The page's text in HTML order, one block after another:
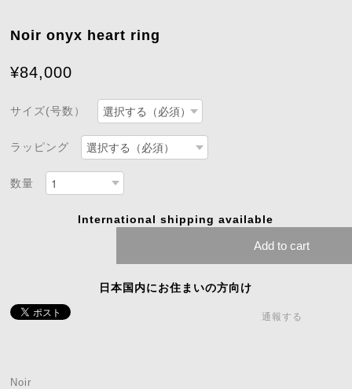
Noir onyx heart ring
¥84,000
サイズ(号数）
ラッピング
数量
International shipping available
Add to cart
日本国内にお住まいの方向け
通報する
Noir